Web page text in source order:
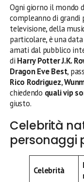
Ogni giorno il mondo
compleanno di
televisione, della
particolare, è una
amati dal pubblico
di Harry PotterJ.K.
Dragon Eve Best,
Rico Rodriguez,
chiedendo quali vip
giusto.
Celebrità
personaggi
Celebrità